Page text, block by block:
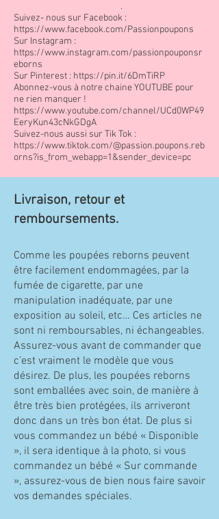
.
Suivez- nous sur Facebook :
https://www.facebook.com/Passionpoupons
Sur Instagram :
https://www.instagram.com/passionpouponsr
eborns
Sur Pinterest : https://pin.it/6DmTiRP
Abonnez-vous à notre chaine YOUTUBE pour
ne rien manquer !
https://www.youtube.com/channel/UCd0WP49
EeryKun43cNkGDgA
Suivez-nous aussi sur Tik Tok :
https://www.tiktok.com/@passion.poupons.reb
orns?is_from_webapp=1&sender_device=pc
Livraison, retour et
remboursements.
Comme les poupées reborns peuvent
être facilement endommagées, par la
fumée de cigarette, par une
manipulation inadéquate, par une
exposition au soleil, etc… Ces articles ne
sont ni remboursables, ni échangeables.
Assurez-vous avant de commander que
c’est vraiment le modèle que vous
désirez. De plus, les poupées reborns
sont emballées avec soin, de manière à
être très bien protégées, ils arriveront
donc dans un très bon état. De plus si
vous commandez un bébé « Disponible
», il sera identique à la photo, si vous
commandez un bébé « Sur commande
», assurez-vous de bien nous faire savoir
vos demandes spéciales.